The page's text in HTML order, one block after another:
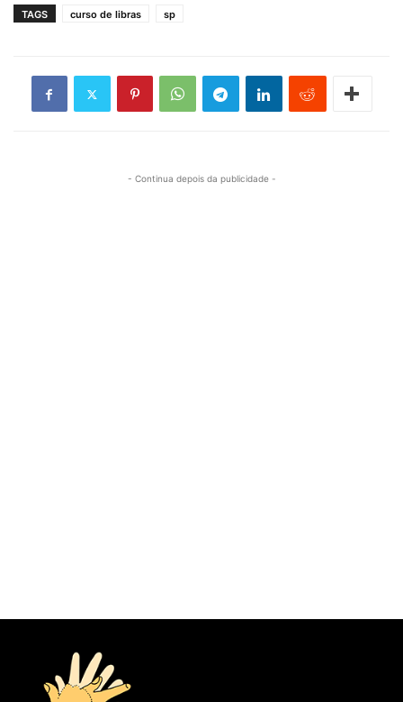
TAGS curso de libras sp
- Continua depois da publicidade -